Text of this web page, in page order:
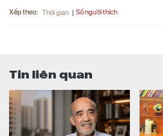
Xếp theo: Thời gian Số người thích
Tin liên quan